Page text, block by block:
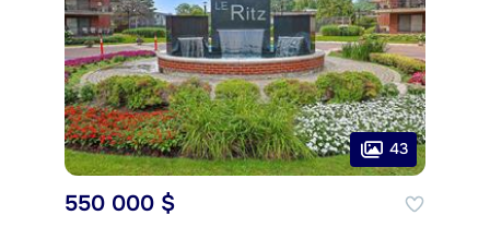
43
550 000 $